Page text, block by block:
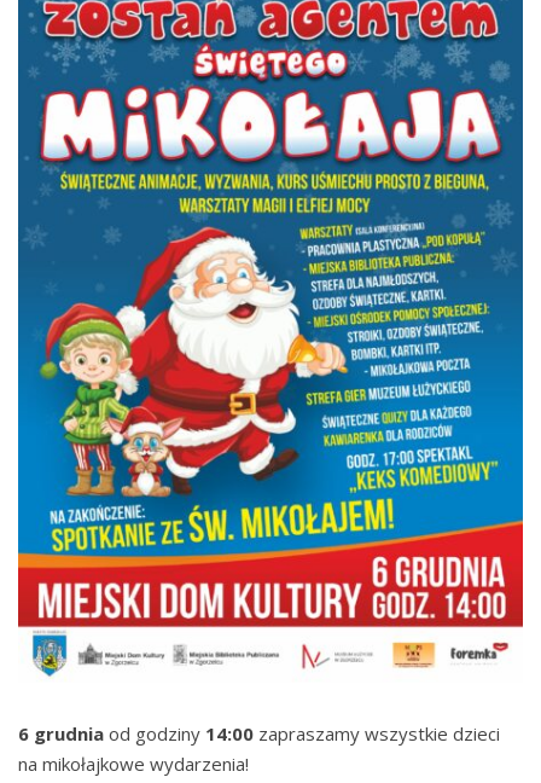
6 grudnia od godziny 14:00 zapraszamy wszystkie dzieci
na mikołajkowe wydarzenia!